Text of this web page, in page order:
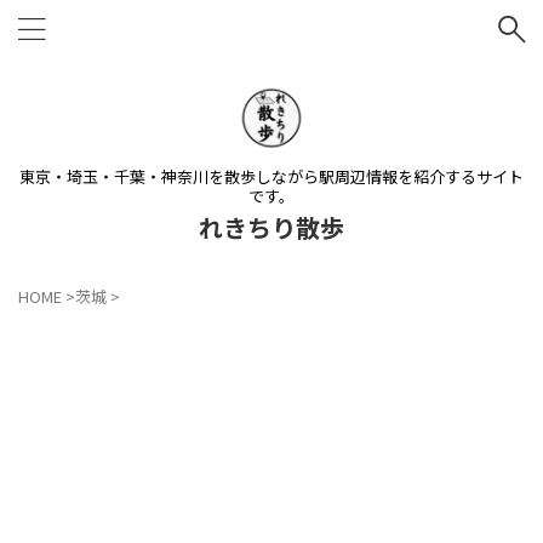
東京・埼玉・千葉・神奈川を散歩しながら駅周辺情報を紹介するサイト
です。
れきちり散歩
HOME >茨城 >